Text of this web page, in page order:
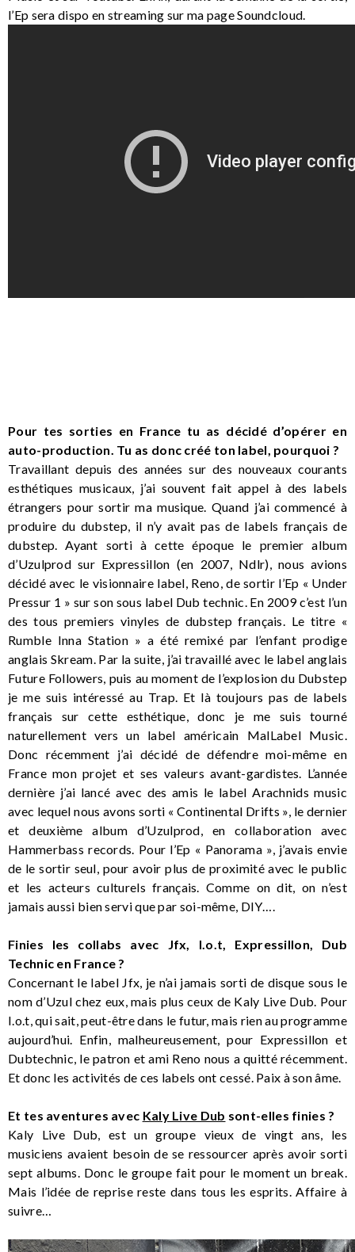
l’Ep sera dispo en streaming sur ma page Soundcloud.
Pour tes sorties en France tu as décidé d’opérer en
auto-production. Tu as donc créé ton label, pourquoi ?
Travaillant depuis des années sur des nouveaux courants
esthétiques musicaux, j’ai souvent fait appel à des labels
étrangers pour sortir ma musique. Quand j’ai commencé à
produire du dubstep, il n’y avait pas de labels français de
dubstep. Ayant sorti à cette époque le premier album
d’Uzulprod sur Expressillon (en 2007, Ndlr), nous avions
décidé avec le visionnaire label, Reno, de sortir l’Ep « Under
Pressur 1 » sur son sous label Dub technic. En 2009 c’est l’un
des tous premiers vinyles de dubstep français. Le titre «
Rumble Inna Station » a été remixé par l’enfant prodige
anglais Skream. Par la suite, j’ai travaillé avec le label anglais
Future Followers, puis au moment de l’explosion du Dubstep
je me suis intéressé au Trap. Et là toujours pas de labels
français sur cette esthétique, donc je me suis tourné
naturellement vers un label américain MalLabel Music.
Donc récemment j’ai décidé de défendre moi-même en
France mon projet et ses valeurs avant-gardistes. L’année
dernière j’ai lancé avec des amis le label Arachnids music
avec lequel nous avons sorti « Continental Drifts », le dernier
et deuxième album d’Uzulprod, en collaboration avec
Hammerbass records. Pour l’Ep « Panorama », j’avais envie
de le sortir seul, pour avoir plus de proximité avec le public
et les acteurs culturels français. Comme on dit, on n’est
jamais aussi bien servi que par soi-même, DIY….
Finies les collabs avec Jfx, I.o.t, Expressillon, Dub
Technic en France ?
Concernant le label Jfx, je n’ai jamais sorti de disque sous le
nom d’Uzul chez eux, mais plus ceux de Kaly Live Dub. Pour
I.o.t, qui sait, peut-être dans le futur, mais rien au programme
aujourd’hui. Enfin, malheureusement, pour Expressillon et
Dubtechnic, le patron et ami Reno nous a quitté récemment.
Et donc les activités de ces labels ont cessé. Paix à son âme.
Et tes aventures avec Kaly Live Dub sont-elles finies ?
Kaly Live Dub, est un groupe vieux de vingt ans, les
musiciens avaient besoin de se ressourcer après avoir sorti
sept albums. Donc le groupe fait pour le moment un break.
Mais l’idée de reprise reste dans tous les esprits. Affaire à
suivre…